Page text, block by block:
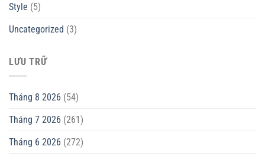
Style (5)
Uncategorized (3)
LƯU TRỮ
Tháng 8 2026 (54)
Tháng 7 2026 (261)
Tháng 6 2026 (272)